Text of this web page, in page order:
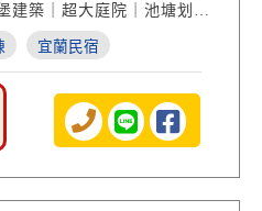
築｜超大庭院｜池塘划船
宜蘭民宿